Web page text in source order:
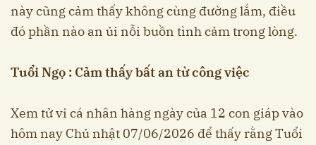
này cũng cảm thấy không cùng đường lắm, điều
đó phần nào an ủi nỗi buồn tình cảm trong lòng.
Tuổi Ngọ : Cảm thấy bất an từ công việc
Xem tử vi cá nhân hàng ngày của 12 con giáp vào
hôm nay Chủ nhật 07/06/2026 để thấy rằng Tuổi